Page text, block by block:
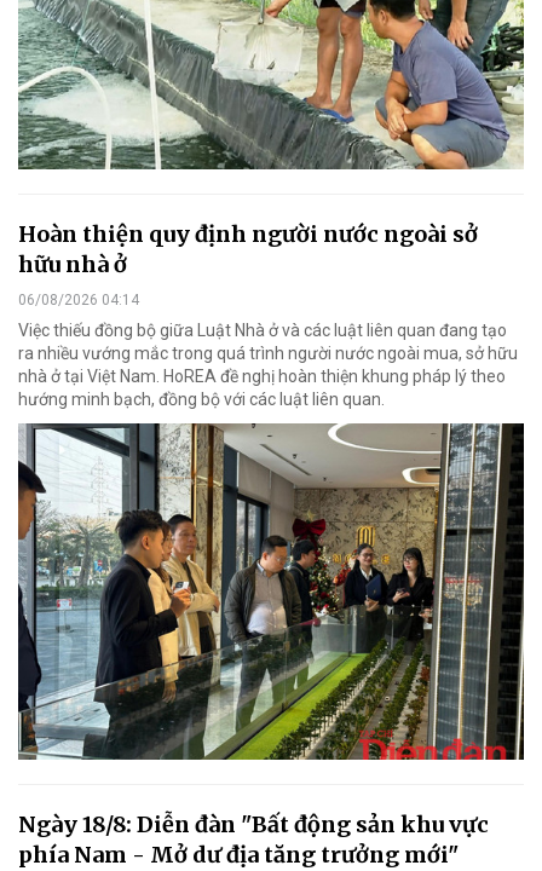
Hoàn thiện quy định người nước ngoài sở
hữu nhà ở
06/08/2026 04:14
Việc thiếu đồng bộ giữa Luật Nhà ở và các luật liên quan đang tạo
ra nhiều vướng mắc trong quá trình người nước ngoài mua, sở hữu
nhà ở tại Việt Nam. HoREA đề nghị hoàn thiện khung pháp lý theo
hướng minh bạch, đồng bộ với các luật liên quan.
Ngày 18/8: Diễn đàn "Bất động sản khu vực
phía Nam - Mở dư địa tăng trưởng mới"